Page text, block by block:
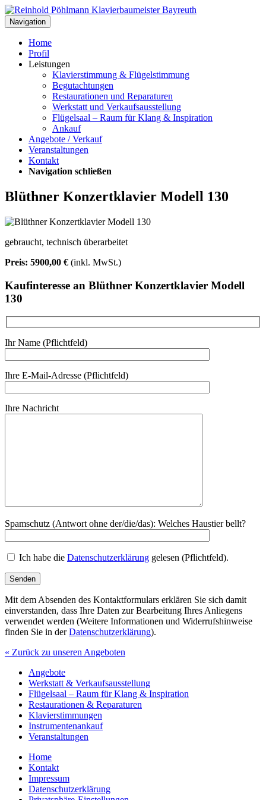
Navigation
Home
Profil
Leistungen
Klavierstimmung & Flügelstimmung
Begutachtungen
Restaurationen und Reparaturen
Werkstatt und Verkaufsausstellung
Flügelsaal – Raum für Klang & Inspiration
Ankauf
Angebote / Verkauf
Veranstaltungen
Kontakt
Navigation schließen
Blüthner Konzertklavier Modell 130
gebraucht, technisch überarbeitet
Preis: 5900,00 € (inkl. MwSt.)
Kaufinteresse an Blüthner Konzertklavier Modell
130
Ihr Name (Pflichtfeld)
Ihre E-Mail-Adresse (Pflichtfeld)
Ihre Nachricht
Spamschutz (Antwort ohne der/die/das): Welches Haustier bellt?
Ich habe die Datenschutzerklärung gelesen (Pflichtfeld).
Mit dem Absenden des Kontaktformulars erklären Sie sich damit
einverstanden, dass Ihre Daten zur Bearbeitung Ihres Anliegens
verwendet werden (Weitere Informationen und Widerrufshinweise
finden Sie in derDatenschutzerklärung).
« Zurück zu unseren Angeboten
Angebote
Werkstatt & Verkaufsausstellung
Flügelsaal – Raum für Klang & Inspiration
Restaurationen & Reparaturen
Klavierstimmungen
Instrumentenankauf
Veranstaltungen
Home
Kontakt
Impressum
Datenschutzerklärung